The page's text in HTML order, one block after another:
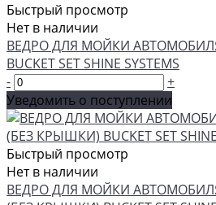
Быстрый просмотр
Нет в наличии
ВЕДРО ДЛЯ МОЙКИ
BUCKET SET SHINE SYSTEMS
-
+
Уведомить о поступлении
Быстрый просмотр
Нет в наличии
ВЕДРО ДЛЯ МОЙКИ